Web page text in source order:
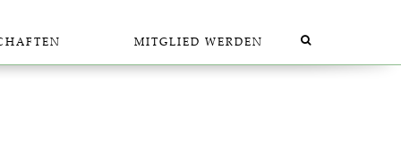
MIT­GLIED WERDEN